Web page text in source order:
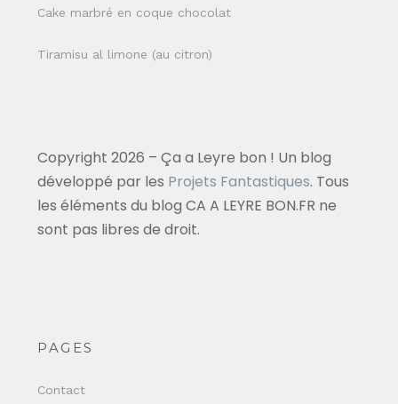
Cake marbré en coque chocolat
Tiramisu al limone (au citron)
Copyright 2026 – Ça a Leyre bon ! Un blog
développé par les Projets Fantastiques. Tous
les éléments du blog CA A LEYRE BON.FR ne
sont pas libres de droit.
PAGES
Contact